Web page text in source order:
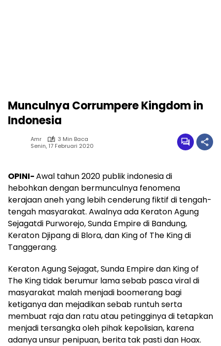
Munculnya Corrumpere Kingdom in
Indonesia
Amr
3 Min Baca
Senin, 17 Februari 2020
OPINI-Awal tahun 2020 publik indonesia di
hebohkandengan bermunculnya fenomena
kerajaan aneh yang lebih cenderung fiktif di tengah-
tengah masyarakat. Awalnyaada Keraton Agung
Sejagatdi Purworejo, Sunda Empire di Bandung,
Keraton Djipang di Blora,dan King of The King di
Tanggerang.
Keraton Agung Sejagat,Sunda Empiredan King of
The King tidak berumur lama sebab pasca viral di
masyarakat malah menjadi boomerang bagi
ketiganyadan mejadikansebab runtuhserta
membuat raja dan ratu atau petingginyadi tetapkan
menjadi tersangka oleh pihak kepolisian, karena
adanya unsur penipuan, berita tak pastidan Hoax.